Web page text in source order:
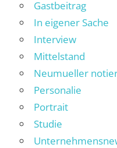
Gastbeitrag
In eigener Sache
Interview
Mittelstand
Neumueller
Personalie
Portrait
Studie